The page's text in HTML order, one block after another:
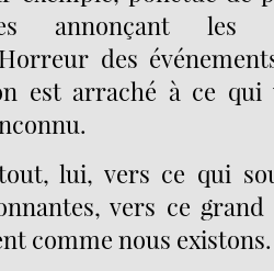
annonçant les
des
est arraché à ce
lui, vers ce qui
vers ce
comme nous existons.